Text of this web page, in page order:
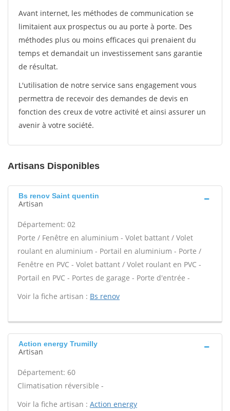
Avant internet, les méthodes de communication se
limitaient aux prospectus ou au porte à porte. Des
méthodes plus ou moins efficaces qui prenaient du
temps et demandait un investissement sans garantie
de résultat.
L'utilisation de notre service sans engagement vous
permettra de recevoir des demandes de devis en
fonction des creux de votre activité et ainsi assurer un
avenir à votre société.
Artisans Disponibles
Bs renov Saint quentin
Artisan
Département: 02
Porte / Fenêtre en aluminium - Volet battant / Volet
roulant en aluminium - Portail en aluminium - Porte /
Fenêtre en PVC - Volet battant / Volet roulant en PVC -
Portail en PVC - Portes de garage - Porte d'entrée -
Voir la fiche artisan : Bs renov
Action energy Trumilly
Artisan
Département: 60
Climatisation réversible -
Voir la fiche artisan : Action energy